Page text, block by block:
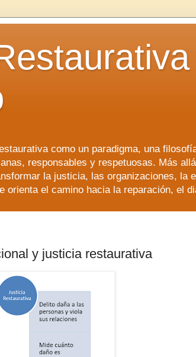
como un paradigma, una
responsables y respetuosas. Más
la justicia, las organizaciones, la
orienta el camino hacia la reparación, el
y justicia restaurativa